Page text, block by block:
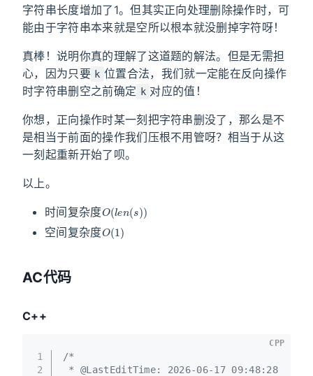
字符串长度增加了1。但其实正向处理删除操作时，可
能由于字符串本来就是空所以根本就没删掉字符呀！
真棒！说明你真的理解了这道题的解法。但是无需担
心，因为只要 k 位置合法，我们就一定能在反向操作
时字符串删空之前确定
k 对应的值！
你想，正向操作时某一刻把字符串删没了，那么是不
是相当于前面的操作我们压根不用管呀？相当于从这
一刻起重新开始了呗。
以上。
时间复杂度
空间复杂度
O (1)
AC代码
C++
1
2
/*
* @LastEditTime: 2026-06-17 09:48:28
CPP